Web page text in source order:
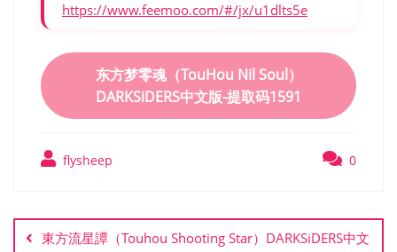
https://www.feemoo.com/#/jx/u1dlts5e
东方梦零魂（TouHou Nil Soul）
DARKSiDERS中文版-提取码1591
flysheep 0
章 東方流星譚（Touhou Shooting Star）DARKSiDERS中文